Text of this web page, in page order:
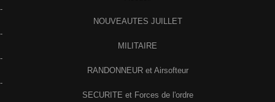
-
NOUVEAUTES JUILLET
-
MILITAIRE
-
RANDONNEUR et Airsofteur
-
SECURITE et Forces de l'ordre